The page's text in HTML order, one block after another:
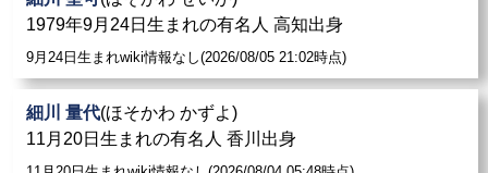
1979年9月24日生まれの有名人 高知出身
9月24日生まれwiki情報なし(2026/08/05 21:02時点)
細川 量代(ほそかわ かずよ)
11月20日生まれの有名人 香川出身